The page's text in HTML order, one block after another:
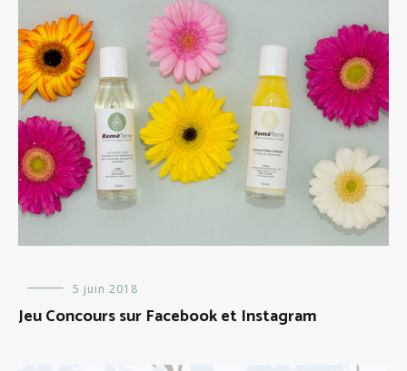
Evénements5 juin 2018
Jeu Concours sur Facebook et Instagram